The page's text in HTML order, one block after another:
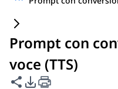
Prompt con
voce (TTS)
Condividi questa
Opzioni di